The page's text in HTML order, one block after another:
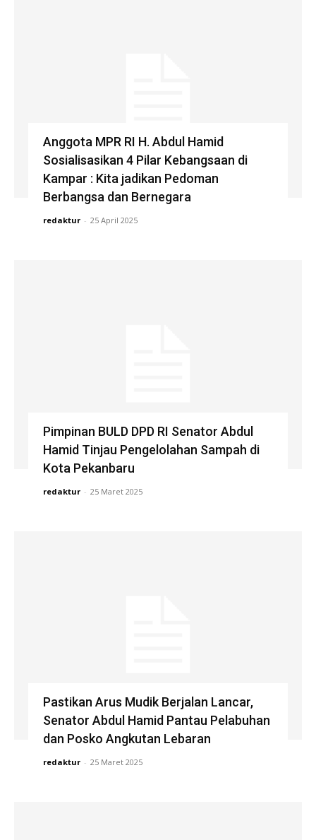
Anggota MPR RI H. Abdul Hamid
Sosialisasikan 4 Pilar Kebangsaan di
Kampar : Kita jadikan Pedoman
Berbangsa dan Bernegara
redaktur - 25 April 2025
Pimpinan BULD DPD RI Senator Abdul
Hamid Tinjau Pengelolahan Sampah di
Kota Pekanbaru
redaktur - 25 Maret 2025
Pastikan Arus Mudik Berjalan Lancar,
Senator Abdul Hamid Pantau Pelabuhan
dan Posko Angkutan Lebaran
redaktur - 25 Maret 2025